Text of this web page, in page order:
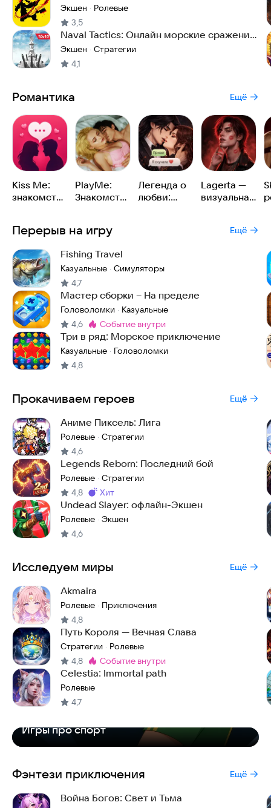
Экшен · Ролевые
3,5
Naval Tactics: Онлайн морские сражения
10 на 10
Экшен · Стратегии
4,1
Романтика Ещё
Kiss Me:
знакомства
и чат
PlayMe:
Знакомства
Легенда о
любви:
Lagerta —
визуальная
Перерыв на игру Ещё
Fishing Travel
Казуальные · Симуляторы
4,7
Мастер сборки – На пределе
Головоломки · Казуальные
4,6 Метка:
событие внутри
Три в ряд: Морское приключение
Казуальные · Головоломки
4,8
Прокачиваем героев Ещё
Аниме Пиксель: Лига
Ролевые · Стратегии
4,6
Legends Reborn: Последний бой
Ролевые · Стратегии
4,8 Метка
хит
Undead Slayer: офлайн-Экшен
Ролевые · Экшен
4,6
Исследуем миры Ещё
Akmaira
Ролевые · Приключения
4,8
Путь Короля — Вечная Слава
Стратегии · Ролевые
4,8 Метка:
событие внутри
Celestia: Immortal path
Ролевые
4,7
Игры про спорт
Фэнтези приключения Ещё
Война Богов: Свет и Тьма